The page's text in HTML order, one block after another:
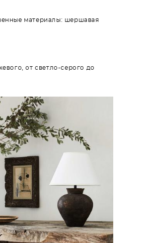
материалы: шершавая
от светло-серого до